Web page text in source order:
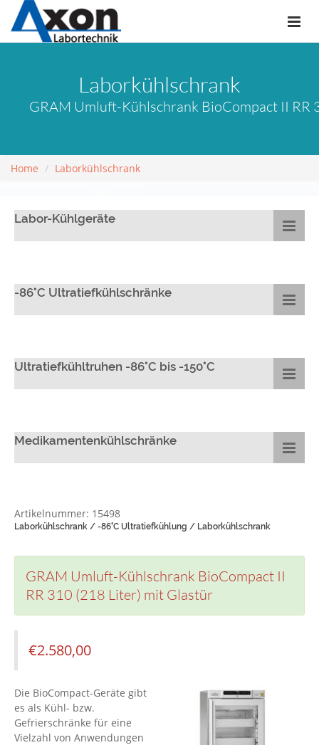
Laborkühlschrank
GRAM Umluft-Kühlschrank BioCompact II
Home Laborkühlschrank
Labor-Kühlgeräte
-86°C Ultratiefkühlschränke
Ultratiefkühltruhen -86°C bis -150°C
Medikamentenkühlschränke
Artikelnummer: 15498
Laborkühlschrank / -86°C Ultratiefkühlung / Laborkühlschrank
GRAM Umluft-Kühlschrank BioCompact II
RR 310 (218 Liter) mit Glastür
€2.580,00
Die BioCompact-Geräte gibt
es als Kühl- bzw.
Gefrierschränke für eine
Vielzahl von Anwendungen